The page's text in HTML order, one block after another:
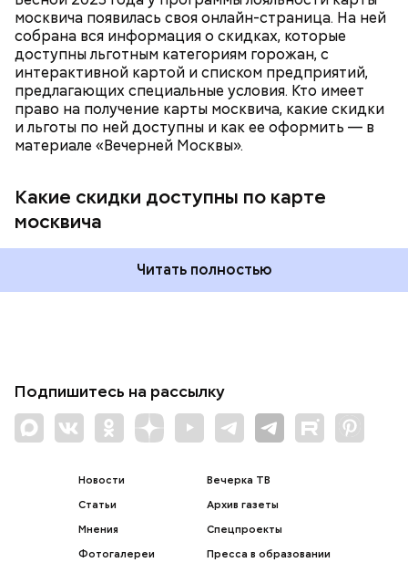
москвича появилась своя онлайн-страница. На ней
собрана вся информация о скидках, которые
доступны льготным категориям горожан, с
интерактивной картой и списком предприятий,
предлагающих специальные условия. Кто имеет
право на получение карты москвича, какие скидки
и льготы по ней доступны и как ее оформить — в
материале «Вечерней Москвы».
Какие скидки доступны по карте
москвича
Читать полностью
Подпишитесь на рассылку
Новости
Статьи
Мнения
Фотогалереи
Вечерка ТВ
Архив газеты
Спецпроекты
Пресса в образовании